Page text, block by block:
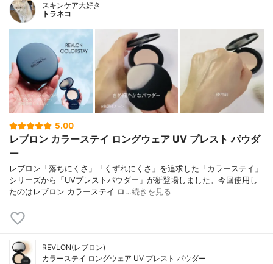
スキンケア大好き
トラネコ
5.00
レブロン カラーステイ ロングウェア UV プレスト パウダ
ー
レブロン「落ちにくさ」「くずれにくさ」を追求した「カラーステイ」
シリーズから「UVプレストパウダー」が新登場しました。今回使用し
たのはレブロン カラーステイ ロ…続きを見る
REVLON(レブロン)
カラーステイ ロングウェア UV プレスト パウダー